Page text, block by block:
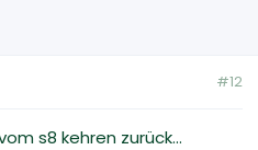
#12
s8 kehren zurück...